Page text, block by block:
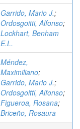
Garrido, Mario J.;
Ordosgoitti, Alfonso;
Lockhart, Benham
E.L.
Méndez,
Maximiliano;
Garrido, Mario J.;
Ordosgoitti, Alfonso;
Figueroa, Rosana;
Briceño, Rosaura